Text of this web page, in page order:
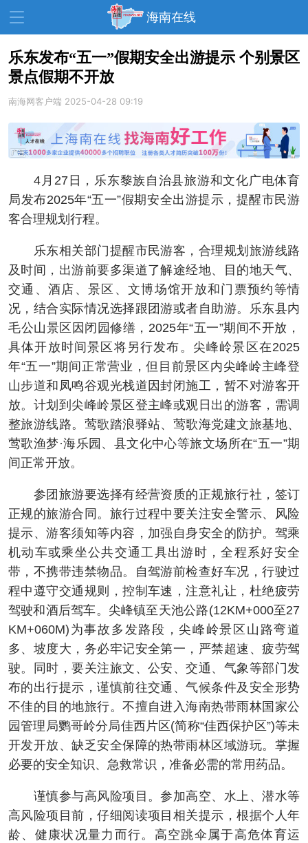
海南在线
资讯中心 热点
教育 健康 房产
生活 演出 活动
展会 走读海南
人才在线 天涯企服
乐东发布“五一”假期安全出游提示 个别景区
景点假期不开放
南海网客户端 2025-04-28 09:19
4月27日，乐东黎族自治县旅游和文化广电体育
局发布2025年“五一”假期安全出游提示，提醒市民游
客合理规划行程。
乐东相关部门提醒市民游客，合理规划旅游线路
及时间，出游前要多渠道了解途经地、目的地天气、
交通、酒店、景区、文博场馆开放和门票预约等情
况，结合实际情况选择跟团游或者自助游。乐东县内
毛公山景区因闭园修缮，2025年“五一”期间不开放，
具体开放时间景区将另行发布。尖峰岭景区在2025
年“五一”期间正常营业，但目前景区内尖峰岭主峰登
山步道和凤鸣谷观光栈道因封闭施工，暂不对游客开
放。计划到尖峰岭景区登主峰或观日出的游客，需调
整旅游线路。莺歌踏浪驿站、莺歌海党建文旅基地、
莺歌渔梦·海乐园、县文化中心等旅文场所在“五一”期
间正常开放。
参团旅游要选择有经营资质的正规旅行社，签订
正规的旅游合同。旅行过程中要关注安全警示、风险
提示、游客须知等内容，加强自身安全的防护。驾乘
机动车或乘坐公共交通工具出游时，全程系好安全
带，不携带违禁物品。自驾游前检查好车况，行驶过
程中遵守交通规则，控制车速，注意礼让，杜绝疲劳
驾驶和酒后驾车。尖峰镇至天池公路(12KM+000至27
KM+060M)为事故多发路段，尖峰岭景区山路弯道
多、坡度大，务必牢记安全第一，严禁超速、疲劳驾
驶。同时，要关注旅文、公安、交通、气象等部门发
布的出行提示，谨慎前往交通、气候条件及安全形势
不佳的目的地旅行。不擅自进入海南热带雨林国家公
园管理局鹦哥岭分局佳西片区(简称“佳西保护区”)等未
开发开放、缺乏安全保障的热带雨林区域游玩。掌握
必要的安全知识、急救常识，准备必需的常用药品。
谨慎参与高风险项目。参加高空、水上、潜水等
高风险项目前，仔细阅读项目相关提示，根据个人年
龄、健康状况量力而行。高空跳伞属于高危体育运